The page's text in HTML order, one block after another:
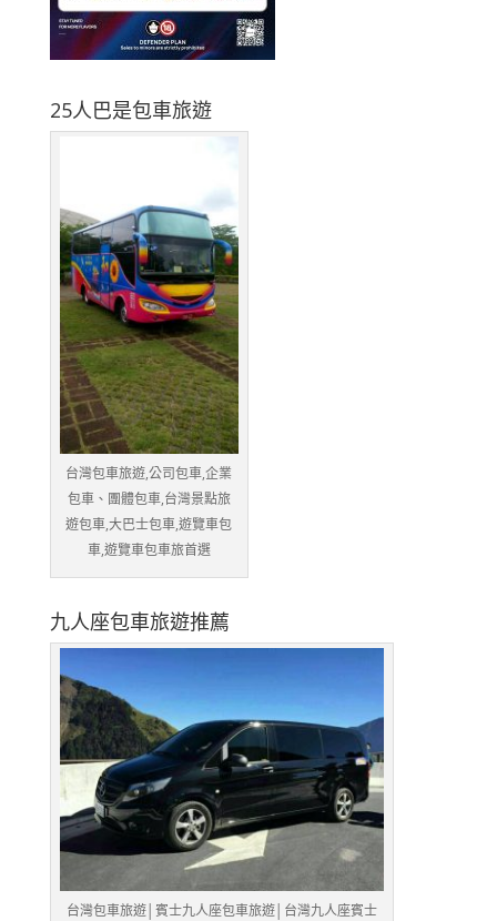
25人巴是包車旅遊
台灣包車旅遊,公司包車,企業
包車、團體包車,台灣景點旅
遊包車,大巴士包車,遊覽車包
車,遊覽車包車旅首選
九人座包車旅遊推薦
台灣包車旅遊│賓士九人座包車旅遊│台灣九人座賓士